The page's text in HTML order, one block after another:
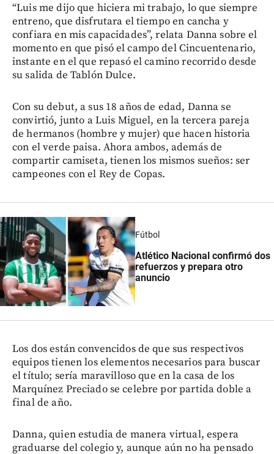
“Luis me dijo que hiciera mi trabajo, lo que siempre
entreno, que disfrutara el tiempo en cancha y
confiara en mis capacidades”, relata Danna sobre el
momento en que pisó el campo del Cincuentenario,
instante en el que repasó el camino recorrido desde
su salida de Tablón Dulce.
Con su debut, a sus 18 años de edad, Danna se
convirtió, junto a Luis Miguel, en la tercera pareja
de hermanos (hombre y mujer) que hacen historia
con el verde paisa. Ahora ambos, además de
compartir camiseta, tienen los mismos sueños: ser
campeones con el Rey de Copas.
Fútbol
Atlético Nacional confirmó dos
refuerzos y prepara otro
anuncio
Los dos están convencidos de que sus respectivos
equipos tienen los elementos necesarios para buscar
el título; sería maravilloso que en la casa de los
Marquínez Preciado se celebre por partida doble a
final de año.
Danna, quien estudia de manera virtual, espera
graduarse del colegio y, aunque aún no ha pensado